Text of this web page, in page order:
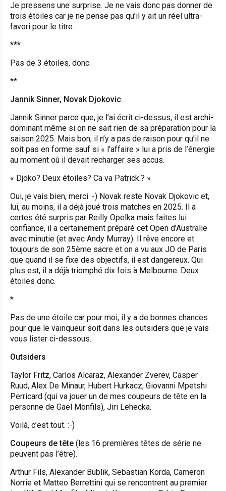
Je pressens une surprise. Je ne vais donc pas donner de
trois étoiles car je ne pense pas qu’il y ait un réel ultra-
favori pour le titre.
***
Pas de 3 étoiles, donc.
**
Jannik Sinner, Novak Djokovic
Jannik Sinner parce que, je l’ai écrit ci-dessus, il est archi-
dominant même si on ne sait rien de sa préparation pour la
saison 2025. Mais bon, il n’y a pas de raison pour qu’il ne
soit pas en forme sauf si « l’affaire » lui a pris de l’énergie
au moment où il devait recharger ses accus.
« Djoko? Deux étoiles? Ca va Patrick.? »
Oui, je vais bien, merci :-) Novak reste Novak Djokovic et,
lui, au moins, il a déjà joué trois matches en 2025. Il a
certes été surpris par Reilly Opelka mais faites lui
confiance, il a certainement préparé cet Open d’Australie
avec minutie (et avec Andy Murray). Il rêve encore et
toujours de son 25ème sacre et on a vu aux JO de Paris
que quand il se fixe des objectifs, il est dangereux. Qui
plus est, il a déjà triomphé dix fois à Melbourne. Deux
étoiles donc.
*
Pas de une étoile car pour moi, il y a de bonnes chances
pour que le vainqueur soit dans les outsiders que je vais
vous lister ci-dessous.
Outsiders
Taylor Fritz, Carlos Alcaraz, Alexander Zverev, Casper
Ruud, Alex De Minaur, Hubert Hurkacz, Giovanni Mpetshi
Perricard (qui va jouer un de mes coupeurs de tête en la
personne de Gaël Monfils), Jiri Lehecka.
Voilà, c’est tout. :-)
Coupeurs de tête (les 16 premières têtes de série ne
peuvent pas l’être).
Arthur Fils, Alexander Bublik, Sebastian Korda, Cameron
Norrie et Matteo Berrettini qui se rencontrent au premier